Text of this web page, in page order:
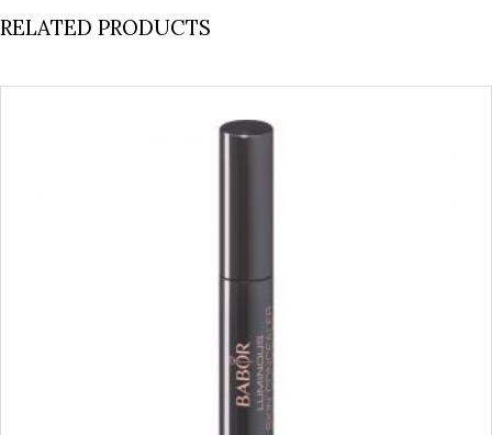
RELATED PRODUCTS